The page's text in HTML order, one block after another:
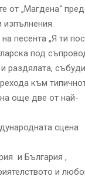
от „Магдена“
песента „Я ти
под
раздялата, събуди
към
още две от най-
сцена
и България ,
и